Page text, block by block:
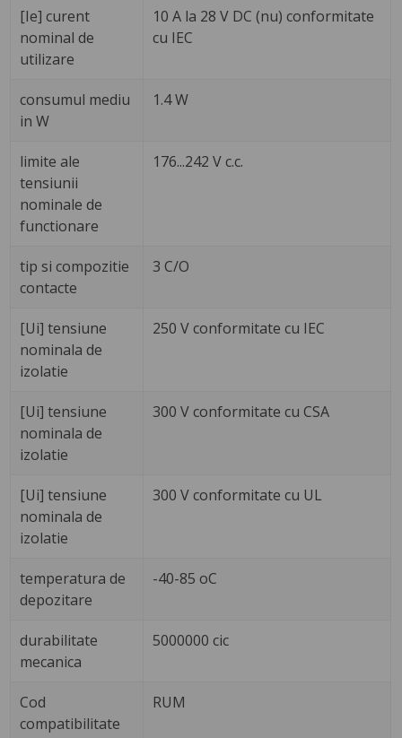
[Ie] curent
nominal de
utilizare
10 A la 28 V DC (nu) conformitate
cu IEC
consumul mediu
in W
1.4 W
limite ale
tensiunii
nominale de
functionare
176...242 V c.c.
tip si compozitie
contacte
3 C/O
[Ui] tensiune
nominala de
izolatie
250 V conformitate cu IEC
[Ui] tensiune
nominala de
izolatie
300 V conformitate cu CSA
[Ui] tensiune
nominala de
izolatie
300 V conformitate cu UL
temperatura de
depozitare
-40-85 oC
durabilitate
mecanica
5000000 cic
Cod
compatibilitate
RUM